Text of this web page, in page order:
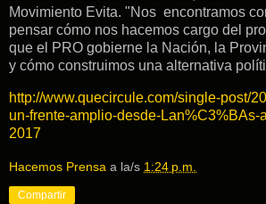
Movimiento Evita. "Nos encontramos
pensar cómo nos hacemos cargo del
que el PRO gobierne la Nación, la
y cómo construimos una alternativa
http://www.quecircule.com/single-post/
un-frente-amplio-desde-Lan%C3%BAs-
2017
Hacemos Prensa a la/s 1:24 p.m.
Compartir